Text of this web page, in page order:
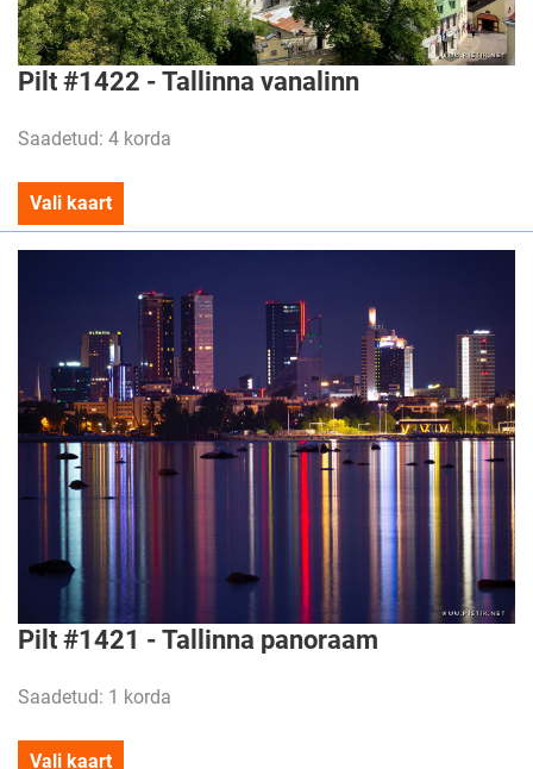
Pilt #1422 - Tallinna vanalinn
Saadetud: 4 korda
Vali kaart
Pilt #1421 - Tallinna panoraam
Saadetud: 1 korda
Vali kaart